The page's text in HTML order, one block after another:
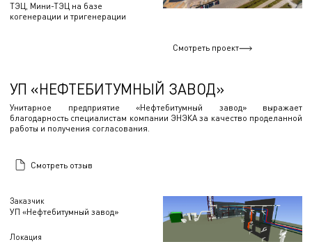
ТЭЦ, Мини-ТЭЦ на базе
когенерации и тригенерации
Смотреть проект
Заказчик
УП «Нефтебитумный завод»
Локация
УП «НЕФТЕБИТУМНЫЙ ЗАВОД»
Унитарное предприятие «Нефтебитумный завод» выражает
благодарность специалистам компании ЭНЭКА за качество проделанной
работы и получения согласования.
Смотреть отзыв